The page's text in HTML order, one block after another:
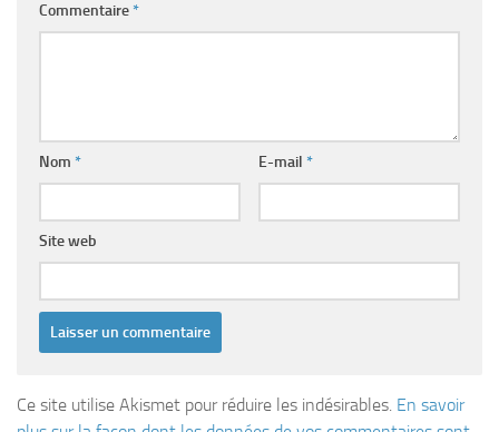
Commentaire*
Nom * E-mail *
Site web
Ce site utilise Akismet pour réduire les indésirables. En savoir